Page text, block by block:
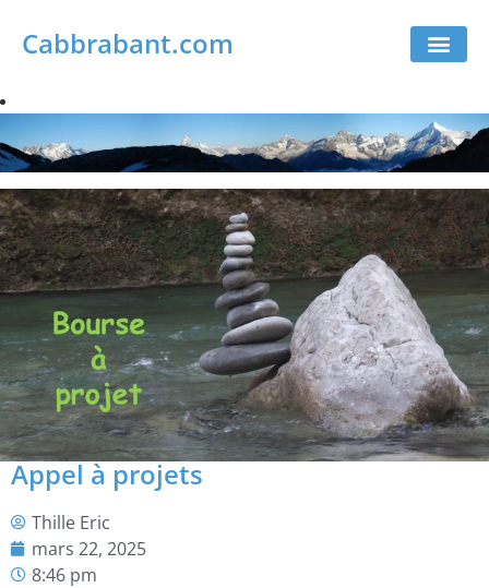
Cabbrabant.com
Appel à projets
Thille Eric
mars 22, 2025
8:46 pm